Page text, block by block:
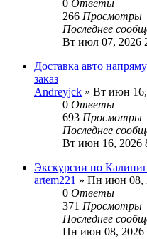
0 Ответы
266 Просмотры
Последнее
Вт июл 07, 2026
Доставка авто
заказ
Andreyjck » Вт июн
0 Ответы
693 Просмотры
Последнее
Вт июн 16, 2026
Экскурсии по
artem221 » Пн июн 08,
0 Ответы
371 Просмотры
Последнее
Пн июн 08, 2026